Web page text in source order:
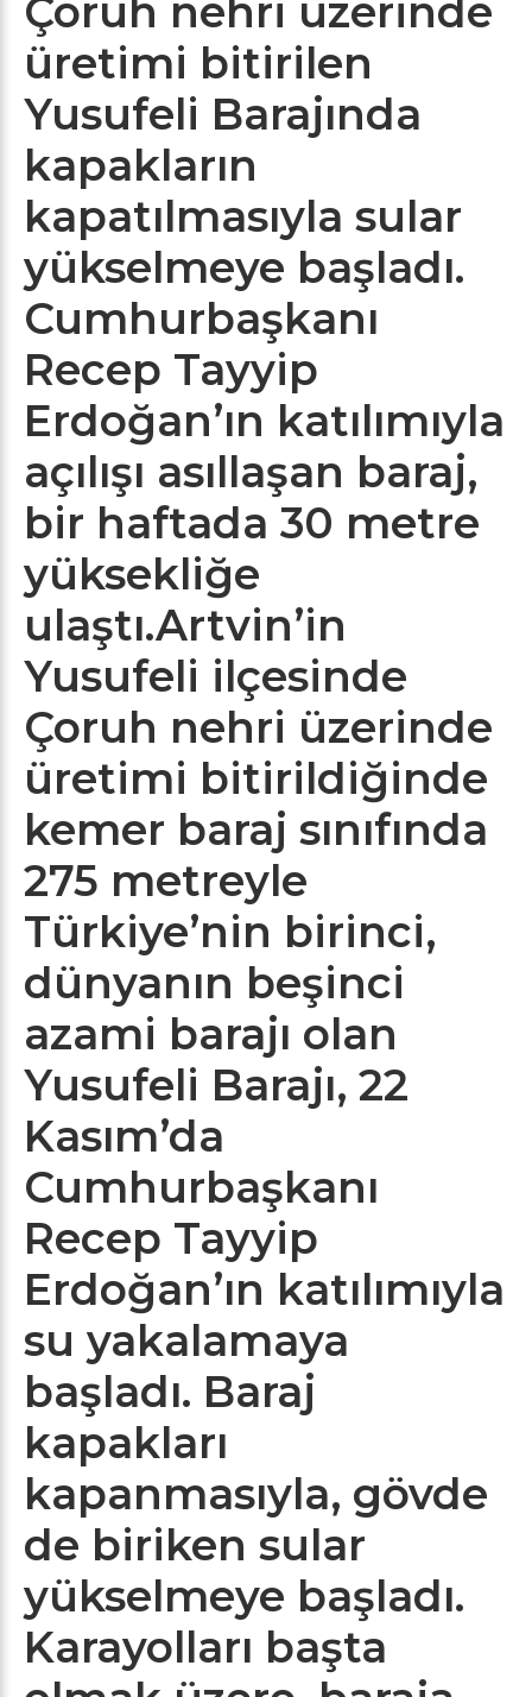
Çoruh nehri üzerinde
üretimi bitirilen
Yusufeli Barajında
kapakların
kapatılmasıyla sular
yükselmeye başladı.
Cumhurbaşkanı
Recep Tayyip
Erdoğan’ın katılımıyla
açılışı asıllaşan baraj,
bir haftada 30 metre
yüksekliğe
ulaştı.Artvin’in
Yusufeli ilçesinde
Çoruh nehri üzerinde
üretimi bitirildiğinde
kemer baraj sınıfında
275 metreyle
Türkiye’nin birinci,
dünyanın beşinci
azami barajı olan
Yusufeli Barajı, 22
Kasım’da
Cumhurbaşkanı
Recep Tayyip
Erdoğan’ın katılımıyla
su yakalamaya
başladı. Baraj
kapakları
kapanmasıyla, gövde
de biriken sular
yükselmeye başladı.
Karayolları başta